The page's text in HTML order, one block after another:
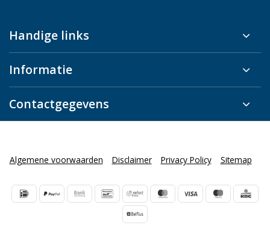
Handige links
Informatie
Contactgegevens
Algemene voorwaarden Disclaimer Privacy Policy Sitemap